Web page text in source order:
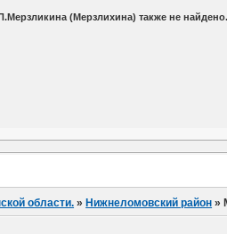
(Мерзлихина) также не найдено.
области. »Нижнеломовский район »